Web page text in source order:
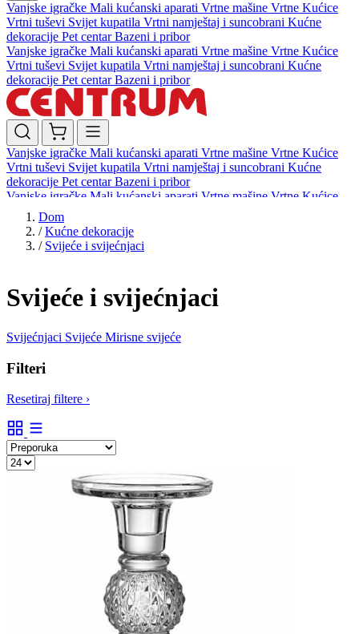
Vanjske igračke Mali kućanski aparati Vrtne mašine Vrtne Kućice
Vrtni tuševi Svijet kupatila Vrtni namještaj i suncobrani Kućne
dekoracije Pet centarBazeni i pribor
Vanjske igračke Mali kućanski aparati Vrtne mašine Vrtne Kućice
Vrtni tuševi Svijet kupatila Vrtni namještaj i suncobrani Kućne
dekoracije Pet centarBazeni i pribor
Vanjske igračke Mali kućanski aparati Vrtne mašine Vrtne Kućice
Vrtni tuševi Svijet kupatila Vrtni namještaj i suncobrani Kućne
dekoracije Pet centarBazeni i pribor
Vanjske igračke Mali kućanski aparati Vrtne mašine Vrtne Kućice
Vrtni tuševi
dekoracijePet centar Bazeni i pribor
Dom
/ Kućne dekoracije
/ Svijeće i svijećnjaci
Svijeće i svijećnjaci
Svijećnjaci Svijeće Mirisne svijeće
Filteri
Resetiraj filtere ›